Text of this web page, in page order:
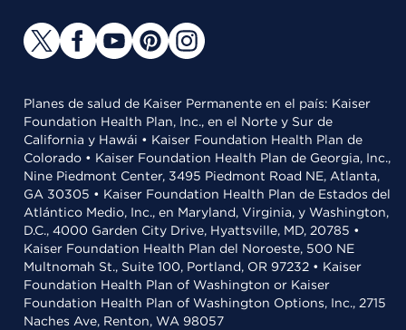
Planes de salud de Kaiser Permanente en el país: Kaiser
Foundation Health Plan, Inc., en el Norte y Sur de
California y Hawái • Kaiser Foundation Health Plan de
Colorado • Kaiser Foundation Health Plan de Georgia, Inc.,
Nine Piedmont Center, 3495 Piedmont Road NE, Atlanta,
GA 30305 • Kaiser Foundation Health Plan de Estados del
Atlántico Medio, Inc., en Maryland, Virginia, y Washington,
D.C., 4000 Garden City Drive, Hyattsville, MD, 20785 •
Kaiser Foundation Health Plan del Noroeste, 500 NE
Multnomah St., Suite 100, Portland, OR 97232 • Kaiser
Foundation Health Plan of Washington or Kaiser
Foundation Health Plan of Washington Options, Inc., 2715
Naches Ave, Renton, WA 98057